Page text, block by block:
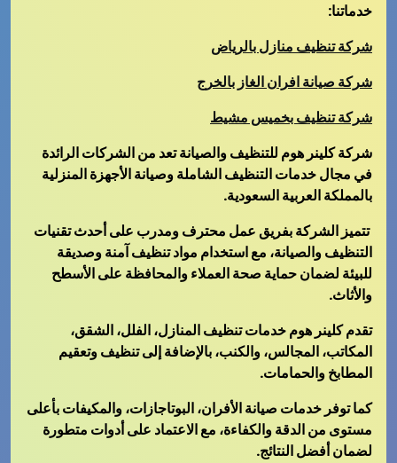
خدماتنا:
شركة تنظيف منازل بالرياض
شركة صيانة افران الغاز بالخرج
شركة تنظيف بخميس مشيط
شركة كلينر هوم للتنظيف والصيانة تعد من الشركات الرائدة
في مجال خدمات التنظيف الشاملة وصيانة الأجهزة المنزلية
بالمملكة العربية السعودية.
تتميز الشركة بفريق عمل محترف ومدرب على أحدث تقنيات
التنظيف والصيانة، مع استخدام مواد تنظيف آمنة وصديقة
للبيئة لضمان حماية صحة العملاء والمحافظة على الأسطح
والأثاث.
تقدم كلينر هوم خدمات تنظيف المنازل، الفلل، الشقق،
المكاتب، المجالس، والكنب، بالإضافة إلى تنظيف وتعقيم
المطابخ والحمامات.
كما توفر خدمات صيانة الأفران، البوتاجازات، والمكيفات بأعلى
مستوى من الدقة والكفاءة، مع الاعتماد على أدوات متطورة
لضمان أفضل النتائج.